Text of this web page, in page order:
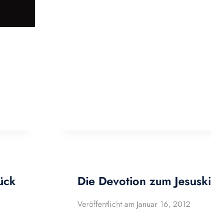
Die Devotion zum
Veröffentlicht am Januar 16, 2012